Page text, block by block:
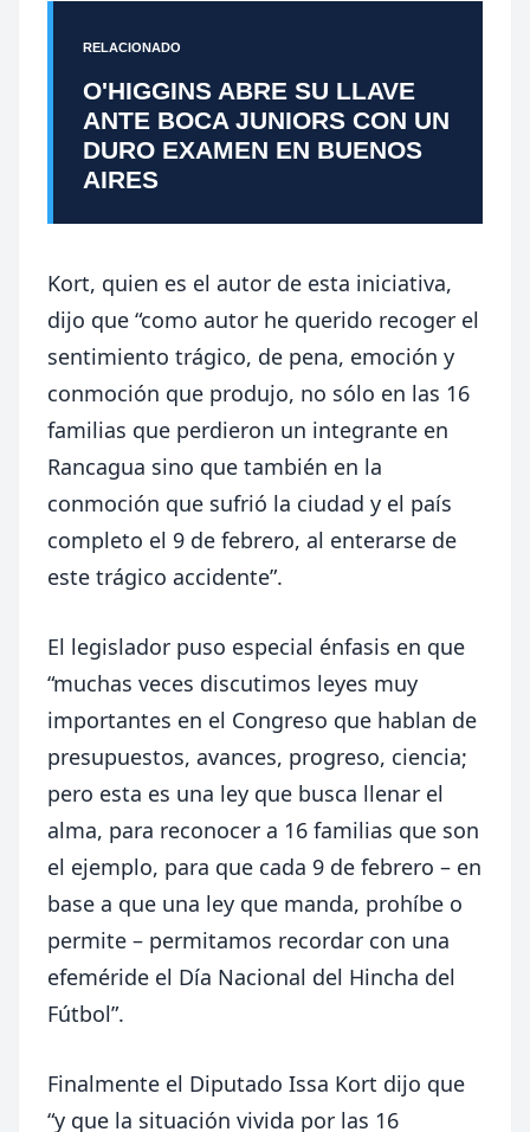
RELACIONADO
O'HIGGINS ABRE SU LLAVE
ANTE BOCA JUNIORS CON UN
DURO EXAMEN EN BUENOS
AIRES
Kort, quien es el autor de esta iniciativa,
dijo que “como autor he querido recoger el
sentimiento trágico, de pena, emoción y
conmoción que produjo, no sólo en las 16
familias que perdieron un integrante en
Rancagua sino que también en la
conmoción que sufrió la ciudad y el país
completo el 9 de febrero, al enterarse de
este trágico accidente”.
El legislador puso especial énfasis en que
“muchas veces discutimos leyes muy
importantes en el Congreso que hablan de
presupuestos, avances, progreso, ciencia;
pero esta es una ley que busca llenar el
alma, para reconocer a 16 familias que son
el ejemplo, para que cada 9 de febrero – en
base a que una ley que manda, prohíbe o
permite – permitamos recordar con una
efeméride el Día Nacional del Hincha del
Fútbol”.
Finalmente el Diputado Issa Kort dijo que
“y que la situación vivida por las 16